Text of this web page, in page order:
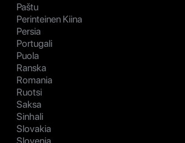
Paštu
Perinteinen Kiina
Persia
Portugali
Puola
Ranska
Romania
Ruotsi
Saksa
Sinhali
Slovakia